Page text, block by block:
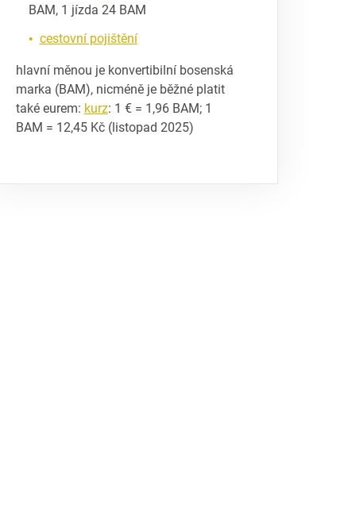
BAM, 1 jízda 24 BAM
cestovní pojištění
hlavní měnou je konvertibilní bosenská
marka (BAM), nicméně je běžné platit
také eurem: kurz: 1 € = 1,96 BAM; 1
BAM = 12,45 Kč (listopad 2025)